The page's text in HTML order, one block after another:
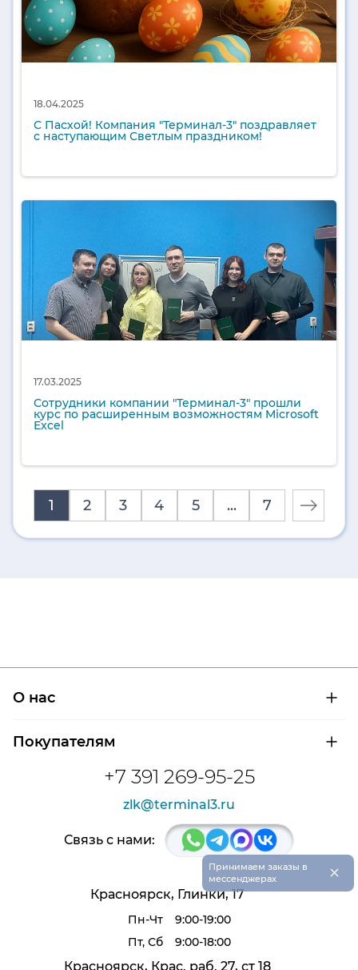
18.04.2025
С Пасхой! Компания "Терминал-3" поздравляет
с наступающим Светлым праздником!
17.03.2025
Сотрудники компании "Терминал-3" прошли
курс по расширенным возможностям Microsoft
Excel
1 2 3 4 5 ... 7
+7 391 269-95-25
zlk@terminal3.ru
О нас
Сертификаты на продукцию
Покупателям
Доставка и оплата
Расшифровка маркировки подшипников
Связь с нами:
Красноярск, Глинки, 17
Пн-Чт
9:00-19:00
Пт, Сб
9:00-18:00
Красноярск, Крас. раб. 27, ст 18
Принимаем заказы в
мессенджерах
×